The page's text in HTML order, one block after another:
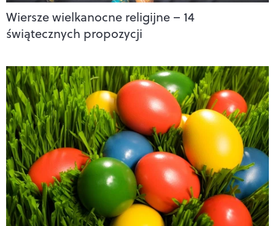
Wiersze wielkanocne religijne – 14
świątecznych propozycji